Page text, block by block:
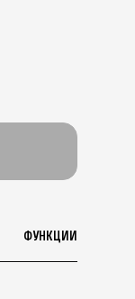
ФУНКЦИИ